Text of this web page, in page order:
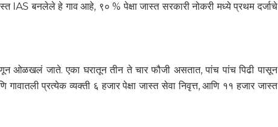
IAS बनलेले हे गाव आहे, ९० % पेक्षा जास्त सरकारी नोकरी मध्ये प्रथम दर्जाचे
ओळखलं जाते. एका घरातून तीन ते चार फौजी असतात, पांच पांच पिढी पासून
प्रत्येक व्यक्ती ६ हजार पेक्षा जास्त सेवा निवृत्त, आणि ११ हजार जास्त